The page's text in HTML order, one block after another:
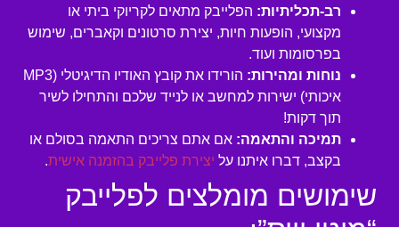
רב-תכליתיות: הפלייבק מתאים לקריוקי ביתי או
מקצועי, הופעות חיות, יצירת סרטונים וקאברים, שימוש
בפרסומות ועוד.
נוחות ומהירות:
הורידו את קובץ האודיו הדיגיטלי (MP3
איכותי) ישירות למחשב או לנייד שלכם והתחילו לשיר
תוך דקות!
תמיכה והתאמה: אם אתם צריכים התאמה בסולם או
בקצב, דברו איתנו על יצירת פלייבק בהזמנה אישית.
שימושים מומלצים לפלייבק